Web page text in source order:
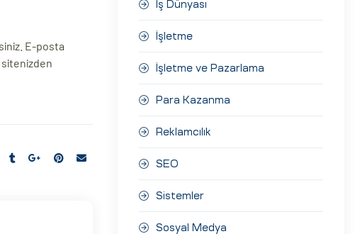
E-posta
sitenizden
İş Dünyası
İşletme
İşletme ve Pazarlama
Para Kazanma
Reklamcılık
SEO
Sistemler
Sosyal Medya